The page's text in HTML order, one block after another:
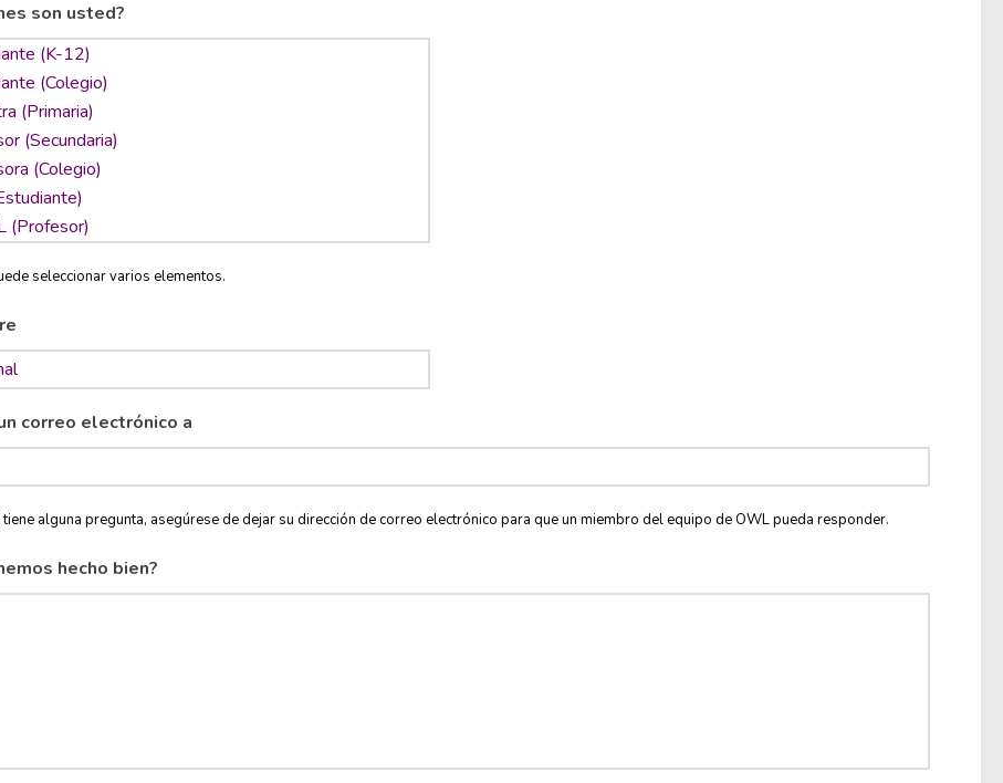
son usted?
seleccionar varios elementos.
correo electrónico a
tiene alguna pregunta, asegúrese de dejar su dirección de correo electrónico para que un miembro del equipo de OWL pueda responder.
hecho bien?